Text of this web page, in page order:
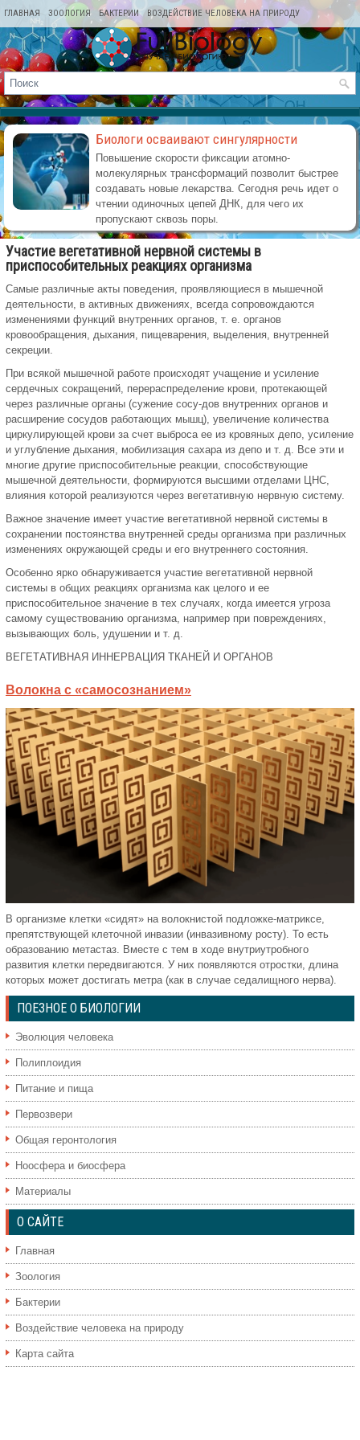
ГЛАВНАЯ ЗООЛОГИЯ БАКТЕРИИ ВОЗДЕЙСТВИЕ ЧЕЛОВЕКА НА ПРИРОДУ
КАРТА САЙТА
Биологи осваивают сингулярности
Повышение скорости фиксации атомно-
молекулярных трансформаций позволит быстрее
создавать новые лекарства. Сегодня речь идет о
чтении одиночных цепей ДНК, для чего их
пропускают сквозь поры.
Участие вегетативной нервной системы в
приспособительных реакциях организма
Самые различные акты поведения, проявляющиеся в мышечной
деятельности, в активных движениях, всегда сопровождаются
изменениями функций внутренних органов, т. е. органов
кровообращения, дыхания, пищеварения, выделения, внутренней
секреции.
При всякой мышечной работе происходят учащение и усиление
сердечных сокра­щений, перераспределение крови, протекающей
через различные органы (сужение сосу-дов внутренних органов и
расширение сосудов работающих мышц), увеличение количе­ства
циркулирующей крови за счет выброса ее из кровяных депо, усиление
и углубление дыхания, мобилизация сахара из депо и т. д. Все эти и
многие другие приспособительные реакции, способствующие
мышечной деятельности, формируются высшими отделами ЦНС,
влияния которой реализуются через вегетативную нервную систему.
Важное значение имеет участие вегетативной нервной системы в
сохранении постоянства внутренней среды организма при различных
изменениях окружающей среды и его внутреннего состояния.
Особенно ярко обнаруживается участие вегетативной нервной
системы в общих реакциях организма как целого и ее
приспособительное значение в тех случаях, когда имеется угроза
самому существованию организма, например при повреждениях,
вызыва­ющих боль, удушении и т. д.
ВЕГЕТАТИВНАЯ ИННЕРВАЦИЯ ТКАНЕЙ И ОРГАНОВ
Волокна с «самосознанием»
В организме клетки «сидят» на волокнистой подложке-матриксе,
препятствующей клеточной инвазии (инвазивному росту). То есть
образованию метастаз. Вместе с тем в ходе внутриутробного
развития клетки передвигаются. У них появляются отростки, длина
которых может достигать метра (как в случае седалищного нерва).
ПОЕЗНОЕ О БИОЛОГИИ
Эволюция человека
Полиплоидия
Питание и пища
Первозвери
Общая геронтология
Ноосфера и биосфера
Материалы
О САЙТЕ
Главная
Зоология
Бактерии
Воздействие человека на природу
Карта сайта